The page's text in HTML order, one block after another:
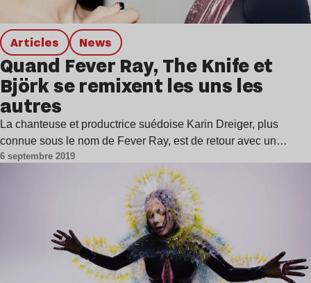
Articles news
Quand Fever Ray, The Knife et
Björk se remixent les uns les
autres
La chanteuse et productrice suédoise Karin Dreiger, plus
connue sous le nom de Fever Ray, est de retour avec un…
6 septembre 2019